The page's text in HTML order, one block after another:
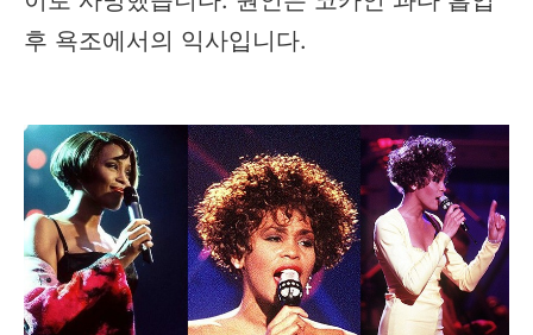
후 욕조에서의 익사입니다.